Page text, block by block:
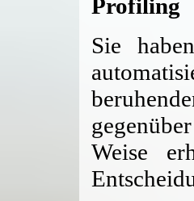
Profiling
Sie
Weise